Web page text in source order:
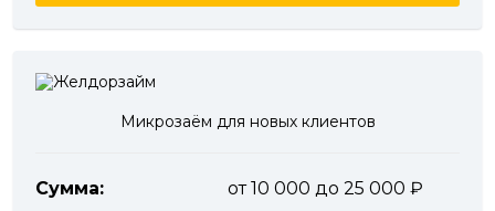
Микрозаём для новых клиентов
Сумма:
от 10 000 до 25 000